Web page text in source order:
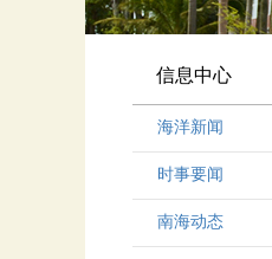
信息中心
海洋新闻
时事要闻
南海动态